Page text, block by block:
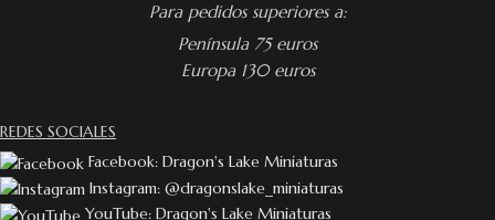
Para pedidos superiores a:
Península 75 euros
Europa 130 euros
REDES SOCIALES
Facebook: Dragon's Lake Miniaturas
Instagram: @dragonslake_miniaturas
YouTube: Dragon's Lake Miniaturas